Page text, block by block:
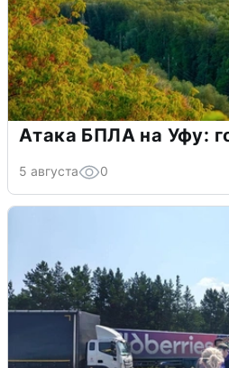
Атака БПЛА на Уфу:
5 августа 0